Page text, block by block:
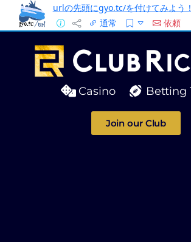
urlの先頭にgyo.tc/を付けてみよう！
通常
依頼